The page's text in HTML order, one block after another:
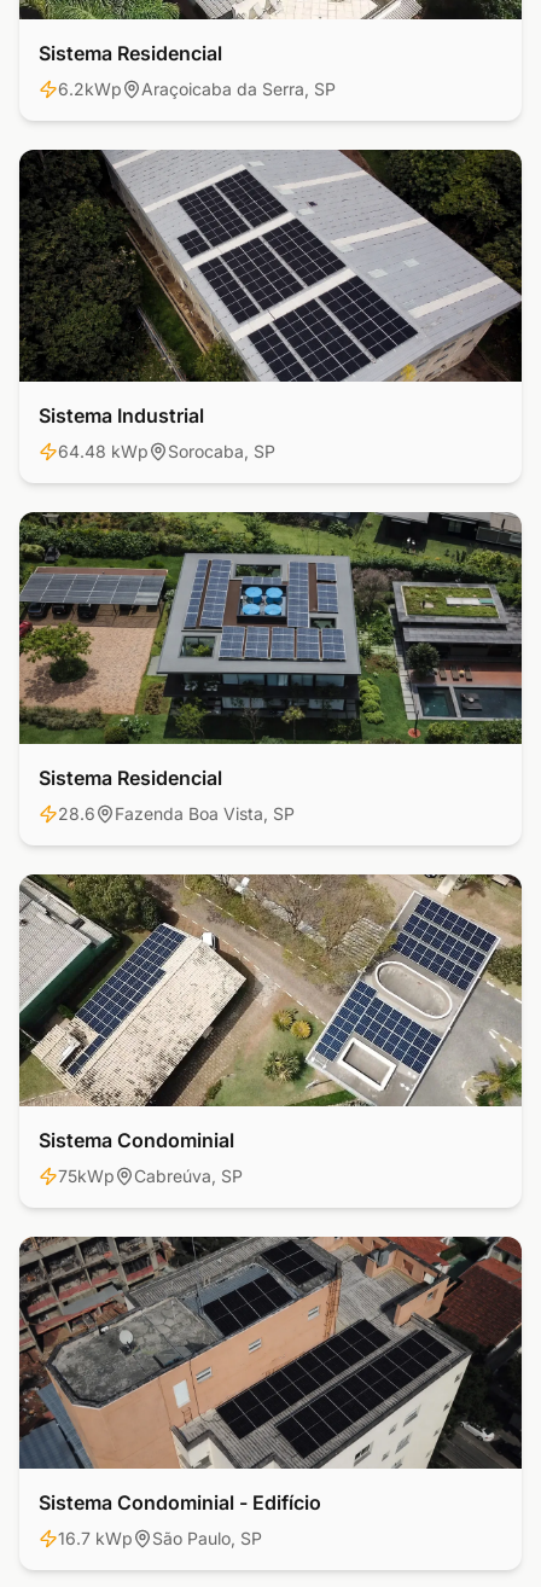
Residencial
Sistema Residencial
6.2kWp Araçoicaba da Serra, SP
Industrial
Sistema Industrial
64.48 kWp Sorocaba, SP
Residencial
Sistema Residencial
28.6 Fazenda Boa Vista, SP
Residencial
Sistema Condominial
75kWp Cabreúva, SP
Comercial
Sistema Condominial - Edifício
16.7 kWp São Paulo, SP